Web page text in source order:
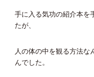
手に入る気功の紹介本を
たが、
人の体の中を観る方法な
んでした。